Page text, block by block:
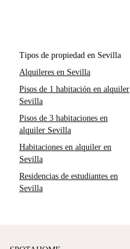
Tipos de propiedad en Sevilla
Alquileres en Sevilla
Pisos de 1 habitación en alquiler
Sevilla
Pisos de 3 habitaciones en
alquiler Sevilla
Habitaciones en alquiler en
Sevilla
Residencias de estudiantes en
Sevilla